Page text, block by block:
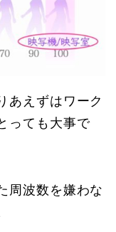
あえずはワーク
っても大事で
周波数を嫌わな